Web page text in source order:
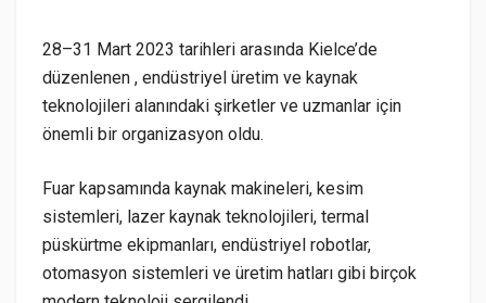
28–31 Mart 2023 tarihleri arasında Kielce’de
düzenlenen , endüstriyel üretim ve kaynak
teknolojileri alanındaki şirketler ve uzmanlar için
önemli bir organizasyon oldu.
Fuar kapsamında kaynak makineleri, kesim
sistemleri, lazer kaynak teknolojileri, termal
püskürtme ekipmanları, endüstriyel robotlar,
otomasyon sistemleri ve üretim hatları gibi birçok